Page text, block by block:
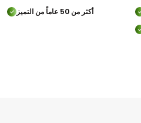
أكثر من 50 عاماً من التميز